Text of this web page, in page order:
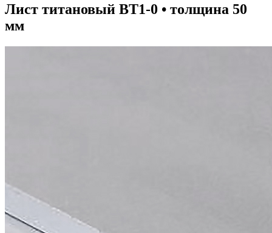
Лист титановый ВТ1-0 • толщина 50
мм